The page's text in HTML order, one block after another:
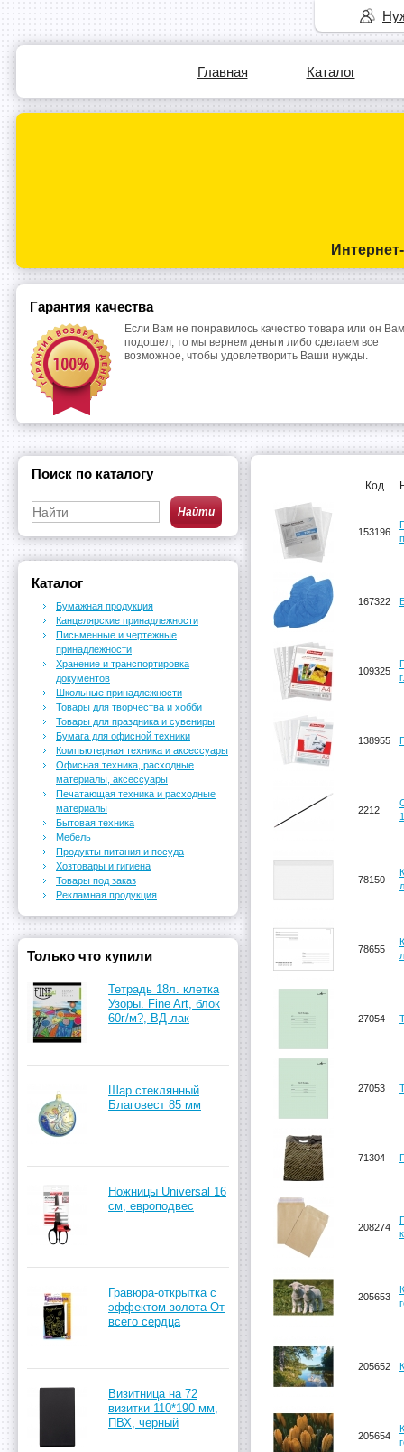
Главная Каталог
Гарантия качества
Если Вам не понравилось качество товара или он
подошел, то мы вернем деньги либо сделаем все
возможное, чтобы удовлетворить Ваши нужды.
Код
153196
167322
109325
138955
2212
78150
78655
27054
27053
71304
208274
205653
205652
205654
Поиск по каталогу
Каталог
Бумажная продукция
Канцелярские принадлежности
Письменные и чертежные
принадлежности
Хранение и транспортировка
документов
Школьные принадлежности
Товары для творчества и хобби
Товары для праздника и сувениры
Бумага для офисной техники
Компьютерная техника и аксессуары
Офисная техника, расходные
материалы, аксессуары
Печатающая техника и расходные
материалы
Бытовая техника
Мебель
Продукты питания и посуда
Хозтовары и гигиена
Товары под заказ
Рекламная продукция
Только что купили
Тетрадь 18л. клетка
Узоры. Fine Art, блок
60г/м?, ВД-лак
Шар стеклянный
Благовест 85 мм
Ножницы Universal 16
см, европодвес
Гравюра-открытка с
эффектом золота От
всего сердца
Визитница на 72
визитки 110*190 мм,
ПВХ, черный